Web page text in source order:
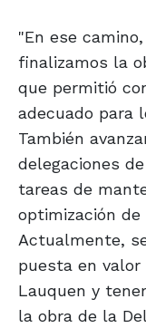
"En ese
finalizamos la
que permitió
adecuado para
También
delegaciones
tareas de
optimización
Actualmente,
puesta en valor
Lauquen y
la obra de la